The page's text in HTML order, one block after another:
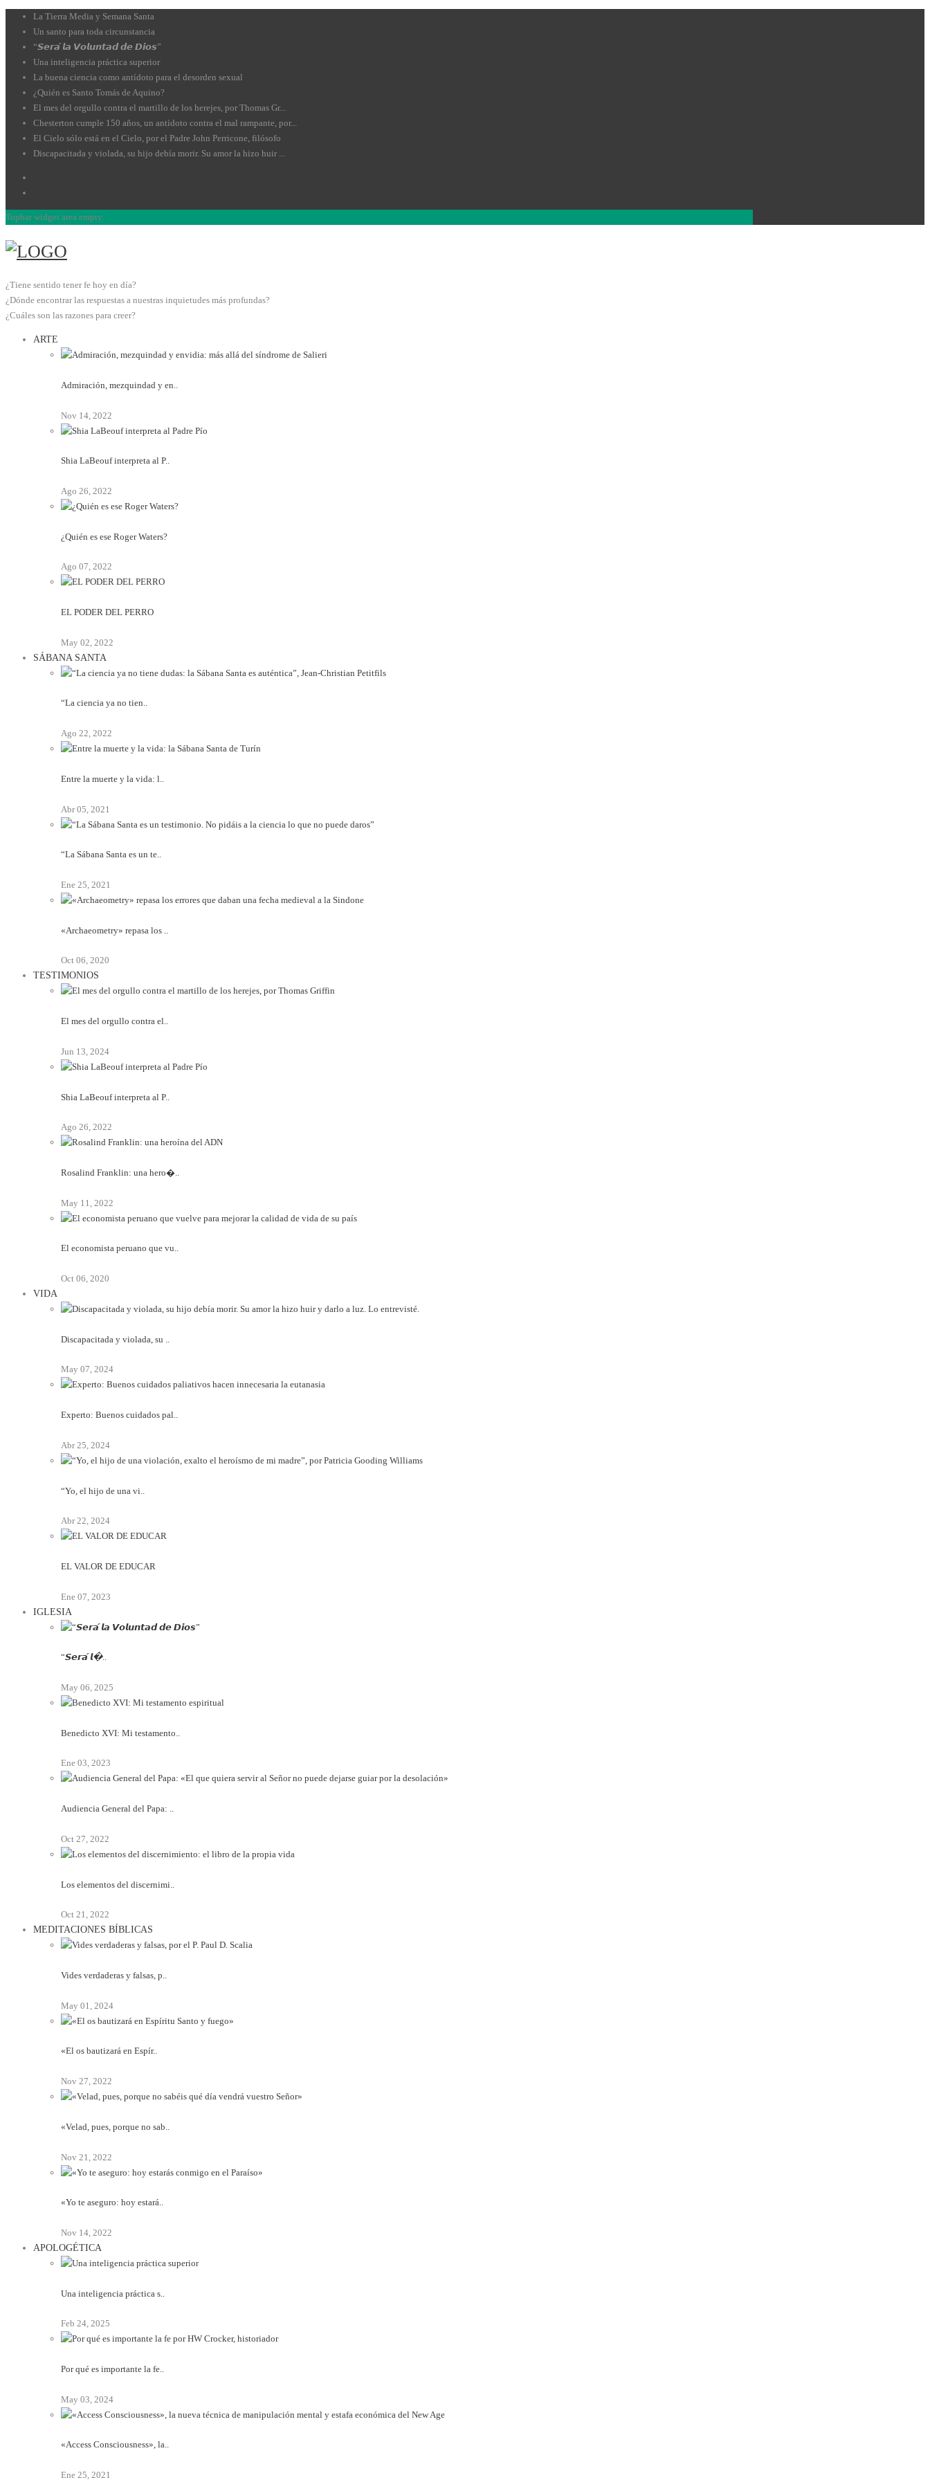
La Tierra Media y Semana Santa
Un santo para toda circunstancia
“𝙎𝙚𝙧𝙖́ 𝙡𝙖 𝙑𝙤𝙡𝙪𝙣𝙩𝙖𝙙 𝙙𝙚 𝘿𝙞𝙤𝙨”
Una inteligencia práctica superior
La buena ciencia como antídoto para el desorden sexual
¿Quién es Santo Tomás de Aquino?
El mes del orgullo contra el martillo de los herejes, por Thomas Gr...
Chesterton cumple 150 años, un antídoto contra el mal rampante, por...
El Cielo sólo está en el Cielo, por el Padre John Perricone, filósofo
Discapacitada y violada, su hijo debía morir. Su amor la hizo huir ...
Topbar widget area empty.
¿Tiene sentido tener fe hoy en día?
¿Dónde encontrar las respuestas a nuestras inquietudes más profundas?
¿Cuáles son las razones para creer?
ARTE
Admiración, mezquindad y en..
Nov 14, 2022
Shia LaBeouf interpreta al P..
Ago 26, 2022
¿Quién es ese Roger Waters?
Ago 07, 2022
EL PODER DEL PERRO
May 02, 2022
SÁBANA SANTA
“La ciencia ya no tien..
Ago 22, 2022
Entre la muerte y la vida: l..
Abr 05, 2021
“La Sábana Santa es un te..
Ene 25, 2021
«Archaeometry» repasa los ..
Oct 06, 2020
TESTIMONIOS
El mes del orgullo contra el..
Jun 13, 2024
Shia LaBeouf interpreta al P..
Ago 26, 2022
Rosalind Franklin: una hero�..
May 11, 2022
El economista peruano que vu..
Oct 06, 2020
VIDA
Discapacitada y violada, su ..
May 07, 2024
Experto: Buenos cuidados pal..
Abr 25, 2024
“Yo, el hijo de una vi..
Abr 22, 2024
EL VALOR DE EDUCAR
Ene 07, 2023
IGLESIA
“𝙎𝙚𝙧𝙖́ 𝙡�..
May 06, 2025
Benedicto XVI: Mi testamento..
Ene 03, 2023
Audiencia General del Papa: ..
Oct 27, 2022
Los elementos del discernimi..
Oct 21, 2022
MEDITACIONES BÍBLICAS
Vides verdaderas y falsas, p..
May 01, 2024
«El os bautizará en Espír..
Nov 27, 2022
«Velad, pues, porque no sab..
Nov 21, 2022
«Yo te aseguro: hoy estará..
Nov 14, 2022
APOLOGÉTICA
Una inteligencia práctica s..
Feb 24, 2025
Por qué es importante la fe..
May 03, 2024
«Access Consciousness», la..
Ene 25, 2021